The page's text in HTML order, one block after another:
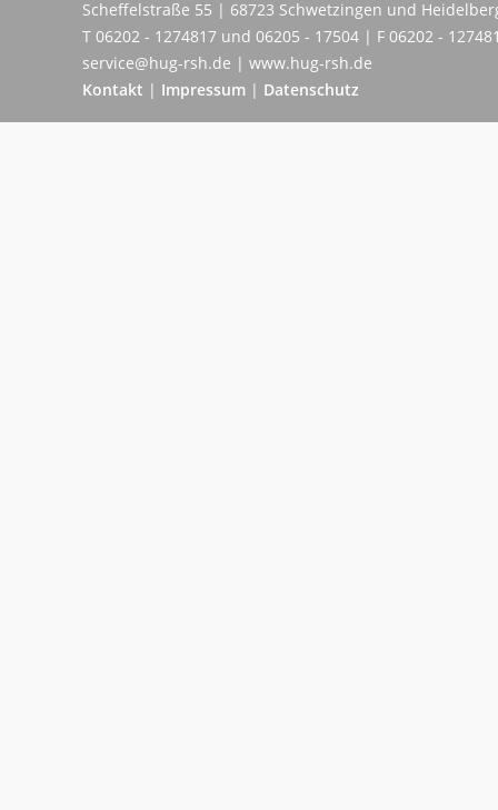
Scheffelstraße 55 | 68723 Schwetzingen und
T 06202 - 1274817 und 06205 - 17504 | F 06202 -
service@hug-rsh.de | www.hug-rsh.de
Kontakt | Impressum | Datenschutz